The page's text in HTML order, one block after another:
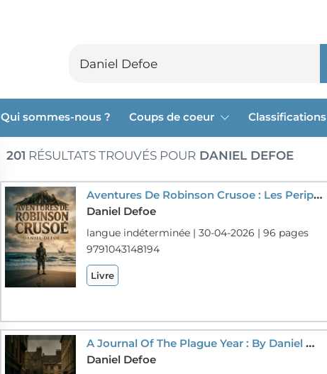
Qui sommes-nous ? Coups de coeur Classifications
201 RÉSULTATS TROUVÉS POUR DANIEL DEFOE
Aventures De Robinson Crusoe : Les Peripeties Et La Survie De Robinson Crusoe, Confronte A La Solitude Sur Une Ile Deserte, Illustrent L'ingeniosite Et La Resilience Humaine Face A L'adversite
Daniel Defoe
langue indéterminée | 30-04-2026 | 96 pages
9791043148194
Livre
A Journal Of The Plague Year : By Daniel Defoe
Daniel Defoe